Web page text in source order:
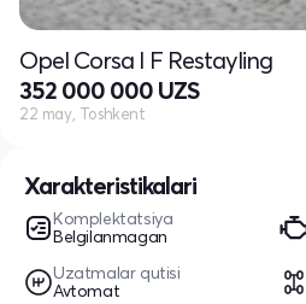
Xarakteristikalari
Komplektatsiya
Belgilanmagan
Uzatmalar qutisi
Avtomat
Opel Corsa I F Restayling
352 000 000 UZS
22 may, Toshkent